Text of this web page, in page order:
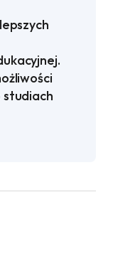
studiach